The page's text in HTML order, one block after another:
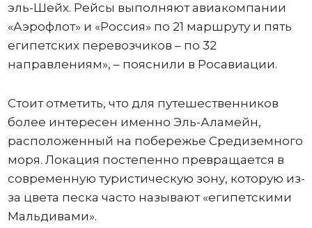
эль-Шейх. Рейсы выполняют авиакомпании
«Аэрофлот» и «Россия» по 21 маршруту и пять
египетских перевозчиков – по 32
направлениям», – пояснили в Росавиации.
Стоит отметить, что для путешественников
более интересен именно Эль-Аламейн,
расположенный на побережье Средиземного
моря. Локация постепенно превращается в
современную туристическую зону, которую из-
за цвета песка часто называют «египетскими
Мальдивами».